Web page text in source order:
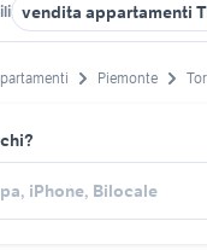
vendita appartamenti
Piemonte